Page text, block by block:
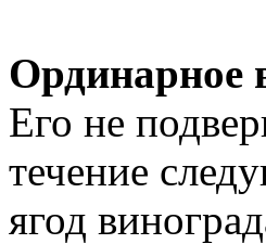
Ординарное
Его не
течение
ягод